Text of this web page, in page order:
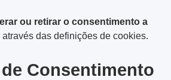
ou retirar o consentimento a
através das definições de cookies.
Consentimento